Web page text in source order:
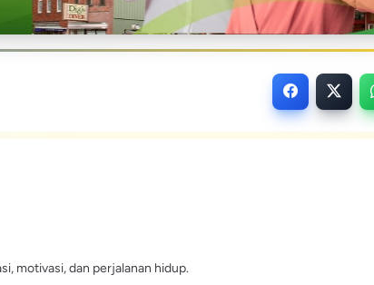
motivasi, dan perjalanan hidup.